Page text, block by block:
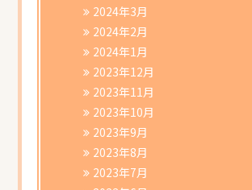
2024年3月
2024年2月
2024年1月
2023年12月
2023年11月
2023年10月
2023年9月
2023年8月
2023年7月